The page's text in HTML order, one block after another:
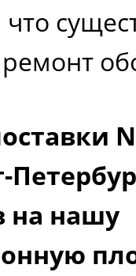
что
на нашу